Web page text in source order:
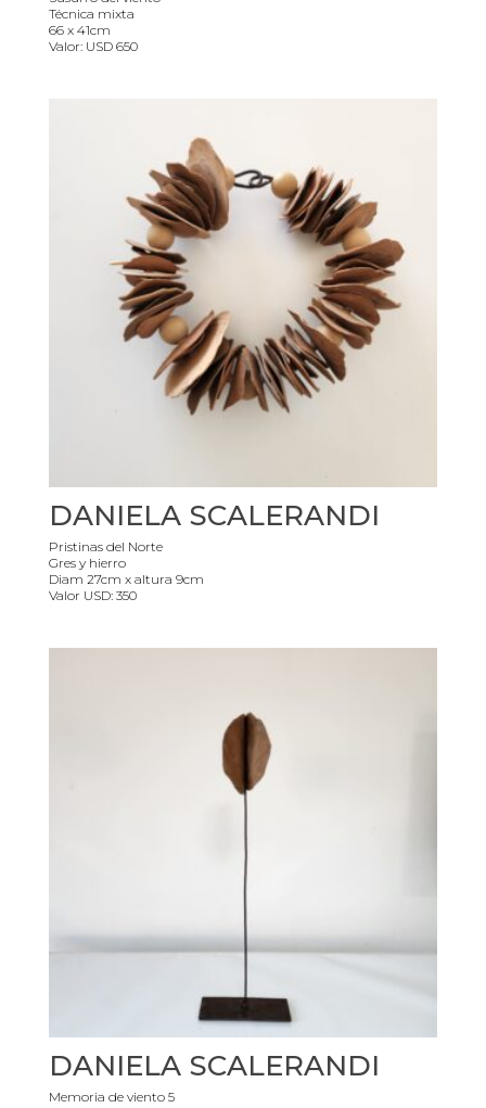
Técnica mixta
66 x 41cm
Valor: USD 650
DANIELA SCALERANDI
Pristinas del Norte
Gres y hierro
Diam 27cm x altura 9cm
Valor USD: 350
DANIELA SCALERANDI
Memoria de viento 5